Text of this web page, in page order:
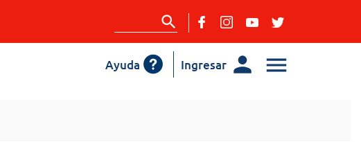
Ingresar
Ayuda